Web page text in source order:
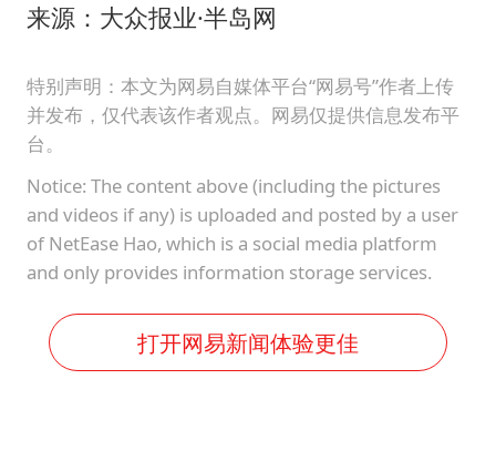
来源：大众报业·半岛网
特别声明：本文为网易自媒体平台“网易号”作者上传
并发布，仅代表该作者观点。网易仅提供信息发布平
台。
Notice: The content above (including the pictures
and videos if any) is uploaded and posted by a user
of NetEase Hao, which is a social media platform
and only provides information storage services.
打开网易新闻体验更佳